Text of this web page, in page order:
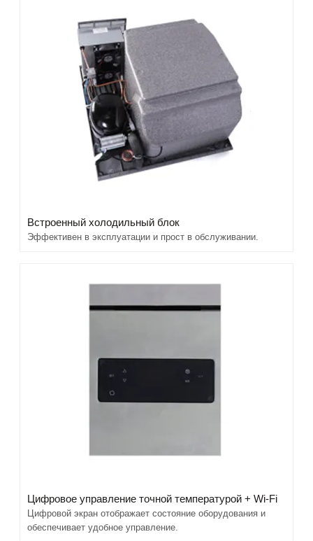
Встроенный холодильный блок
Эффективен в эксплуатации и прост в обслуживании.
Цифровое управление точной температурой + Wi-Fi
Цифровой экран отображает состояние оборудования и
обеспечивает удобное управление.